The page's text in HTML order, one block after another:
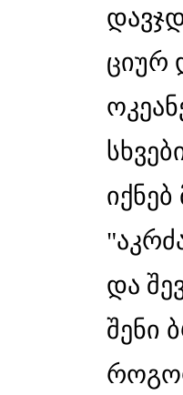
ციურ
და
შენი